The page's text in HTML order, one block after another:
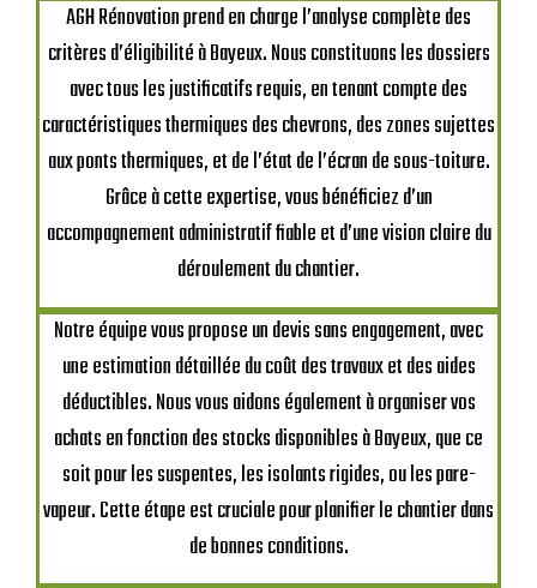
AGH Rénovation prend en charge l’analyse complète des
critères d’éligibilité à Bayeux. Nous constituons les dossiers
avec tous les justificatifs requis, en tenant compte des
caractéristiques thermiques des chevrons, des zones sujettes
aux ponts thermiques, et de l’état de l’écran de sous-toiture.
Grâce à cette expertise, vous bénéficiez d’un
accompagnement administratif fiable et d’une vision claire du
déroulement du chantier.
Notre équipe vous propose un devis sans engagement, avec
une estimation détaillée du coût des travaux et des aides
déductibles. Nous vous aidons également à organiser vos
achats en fonction des stocks disponibles à Bayeux, que ce
soit pour les suspentes, les isolants rigides, ou les pare-
vapeur. Cette étape est cruciale pour planifier le chantier dans
de bonnes conditions.